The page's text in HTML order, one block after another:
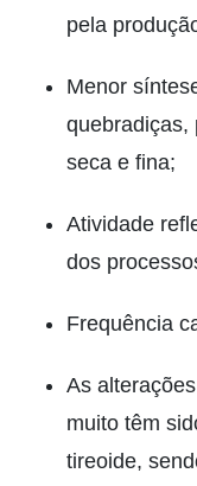
pela
Menor
quebradiças,
seca e fina;
Atividade
dos
Frequência
As
muito têm
tireoide,